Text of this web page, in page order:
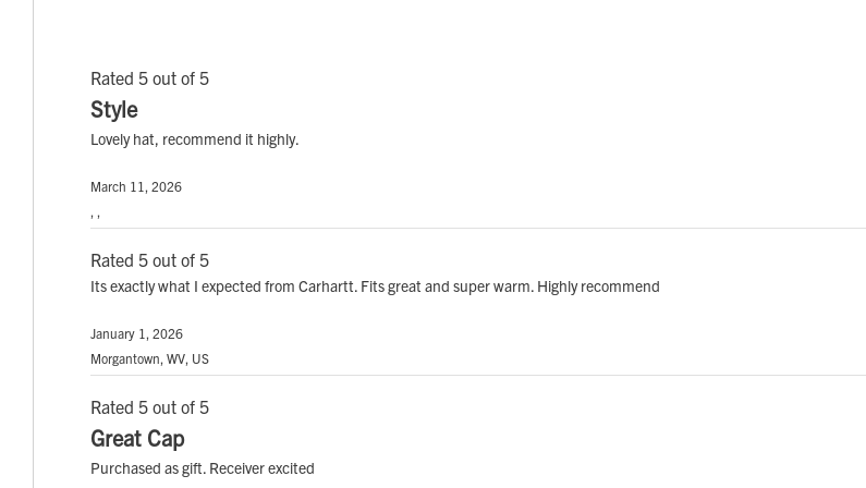
Rated 5 out of 5
Style
Lovely hat, recommend it highly.
March 11, 2026
, ,
Rated 5 out of 5
Its exactly what I expected from Carhartt. Fits great and super warm. Highly recommend
January 1, 2026
Morgantown, WV, US
Rated 5 out of 5
Great Cap
Purchased as gift. Receiver excited